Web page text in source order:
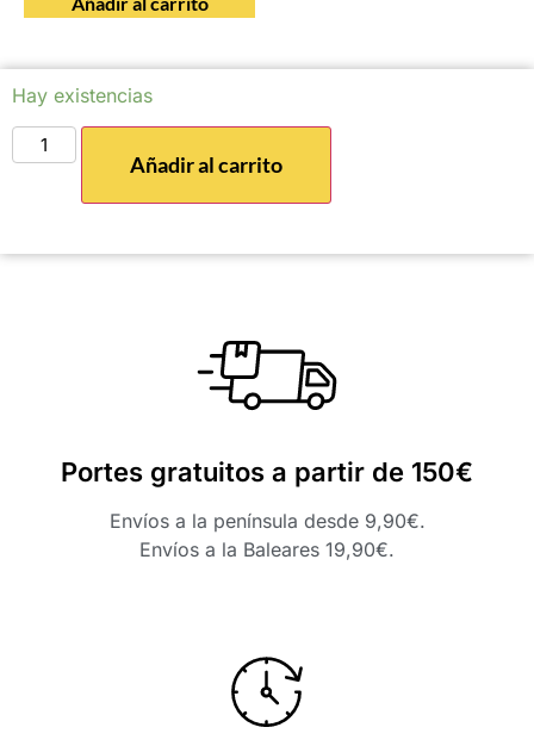
Hay existencias
Añadir al carrito
Portes gratuitos a partir de 150€
Envíos a la península desde 9,90€.
Envíos a la Baleares 19,90€.